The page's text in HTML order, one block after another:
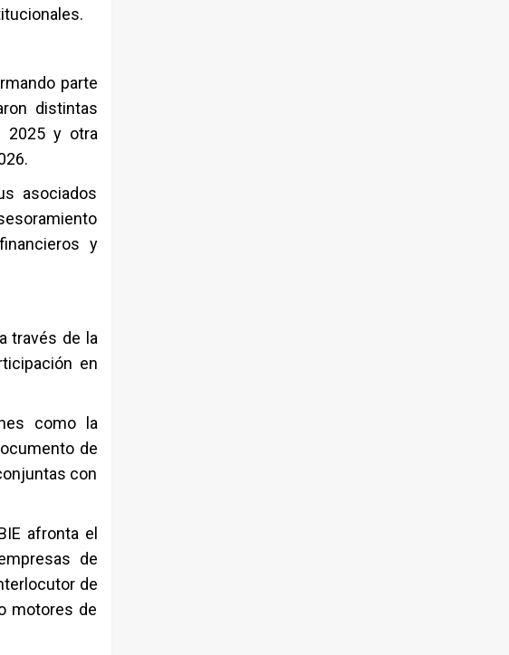
parte
distintas
2025 y otra
asociados
y
través de la
en
como la
de
con
afronta el
de
de
motores de